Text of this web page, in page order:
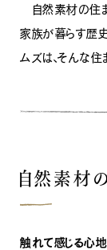
自然素材の住ま
家族が暮らす歴史
ムズは、そんな住
自然素材の
触れて感じる心地